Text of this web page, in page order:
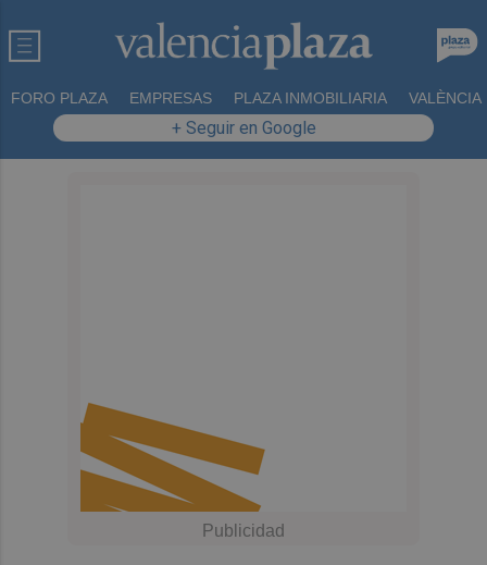
FORO PLAZA EMPRESAS PLAZA INMOBILIARIA VALÈNCIA
+ Seguir en Google